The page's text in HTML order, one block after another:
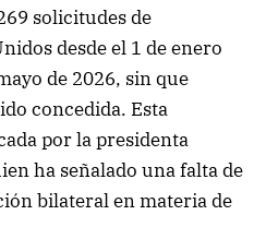
solicitudes de
desde el 1 de enero
de 2026, sin que
concedida. Esta
por la presidenta
ha señalado una falta de
bilateral en materia de